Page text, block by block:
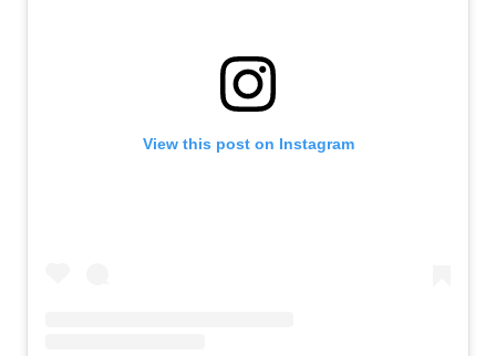
View this post on Instagram